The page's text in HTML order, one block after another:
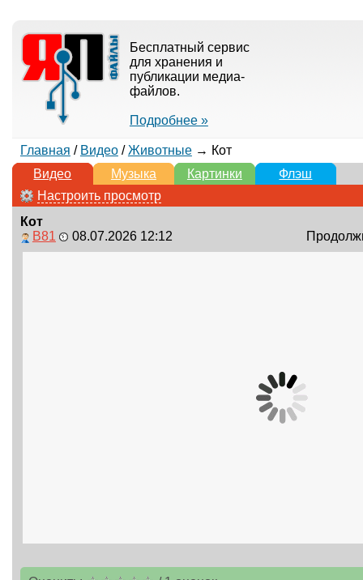
Бесплатный сервис
для хранения и
публикации медиа-
файлов.
Подробнее »
Главная / Видео/Животные→ Кот
Видео
Музыка Картинки
Флэш
Настроить просмотр
Кот
B81
08.07.2026 12:12